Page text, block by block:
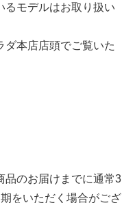
るモデルはお取り扱い
ダ本店店頭でご覧いた
品のお届けまでに通常3
をいただく場合がござ